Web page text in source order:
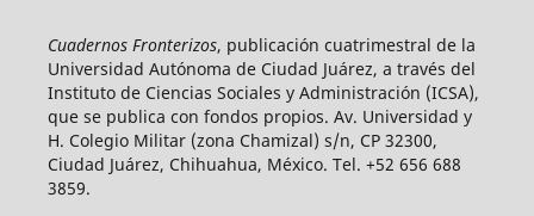
Cuadernos Fronterizos, publicación cuatrimestral de la
Universidad Autónoma de Ciudad Juárez, a través del
Instituto de Ciencias Sociales y Administración (ICSA),
que se publica con fondos propios. Av. Universidad y
H. Colegio Militar (zona Chamizal) s/n, CP 32300,
Ciudad Juárez, Chihuahua, México. Tel. +52 656 688
3859.